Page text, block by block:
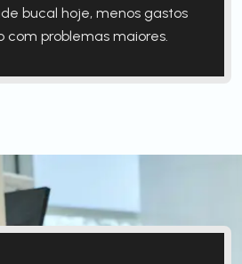
bucal hoje, menos gastos
com problemas maiores.